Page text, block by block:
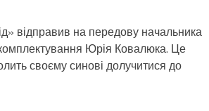
відправив на передову начальника
Юрія Ковалюка. Це
своєму синові долучитися до